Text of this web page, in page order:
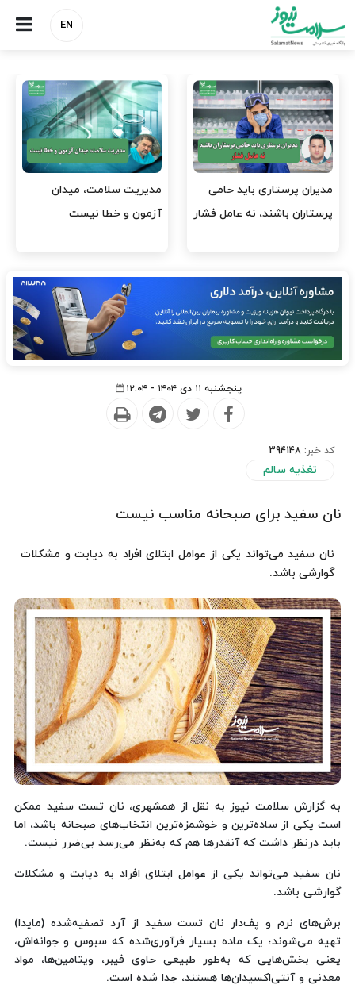
EN
وقت وزیر بهداشت باید صرف
افتتاح پروژه‌ها شود؟
واردات دارو و کالاهای اساسی
باید در اولویت تخصیص ارز
پنجشنبه ۱۱ دی ۱۴۰۴ - ۱۲:۰۴
کد خبر: 394148
تغذیه سالم
نان سفید برای صبحانه مناسب نیست
نان سفید می‌تواند یکی از عوامل ابتلای افراد به دیابت و مشکلات
گوارشی باشد.
به گزارش سلامت نیوز به نقل از همشهری، نان تست سفید ممکن
است یکی از ساده‌ترین و خوشمزه‌ترین انتخاب‌های صبحانه باشد، اما
باید درنظر داشت که آنقدرها هم که به‌نظر می‌رسد بی‌ضرر نیست.
نان سفید می‌تواند یکی از عوامل ابتلای افراد به دیابت و مشکلات
گوارشی باشد.
برش‌های نرم و پف‌دار نان تست سفید از آرد تصفیه‌شده (مایدا)
تهیه می‌شوند؛ یک ماده‌ بسیار فرآوری‌شده که سبوس و جوانه‌اش،
یعنی بخش‌هایی که به‌طور طبیعی حاوی فیبر، ویتامین‌ها، مواد
معدنی و آنتی‌اکسیدان‌ها هستند، جدا شده است.